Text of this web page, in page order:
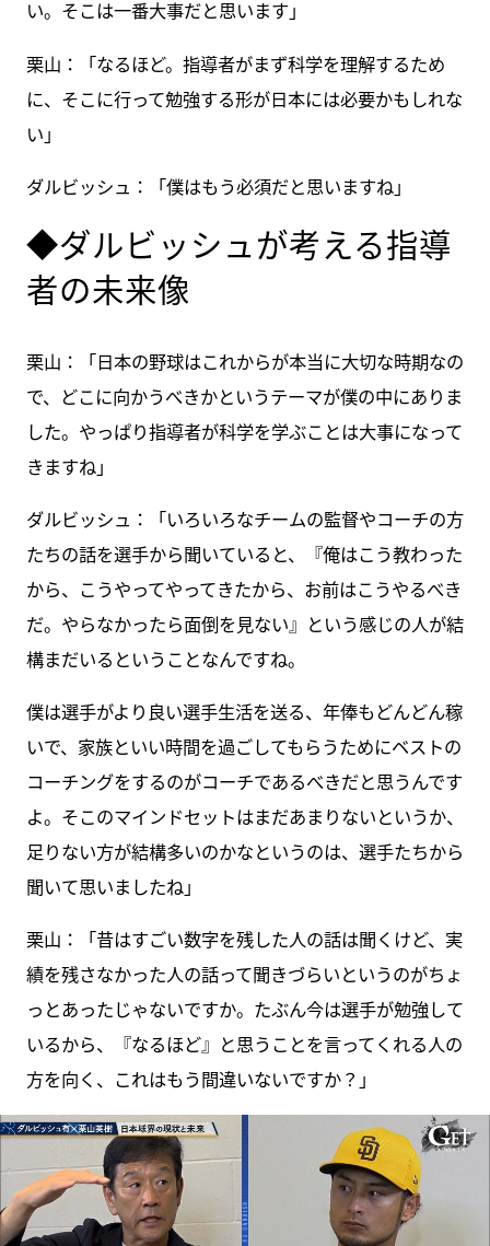
い。そこは一番大事だと思います」
栗山：「なるほど。指導者がまず科学を理解するため
に、そこに行って勉強する形が日本には必要かもしれな
い」
ダルビッシュ：「僕はもう必須だと思いますね」
◆ダルビッシュが考える指導
者の未来像
栗山：「日本の野球はこれからが本当に大切な時期なの
で、どこに向かうべきかというテーマが僕の中にありま
した。やっぱり指導者が科学を学ぶことは大事になって
きますね」
ダルビッシュ：「いろいろなチームの監督やコーチの方
たちの話を選手から聞いていると、『俺はこう教わった
から、こうやってやってきたから、お前はこうやるべき
だ。やらなかったら面倒を見ない』という感じの人が結
構まだいるということなんですね。
僕は選手がより良い選手生活を送る、年俸もどんどん稼
いで、家族といい時間を過ごしてもらうためにベストの
コーチングをするのがコーチであるべきだと思うんです
よ。そこのマインドセットはまだあまりないというか、
足りない方が結構多いのかなというのは、選手たちから
聞いて思いましたね」
栗山：「昔はすごい数字を残した人の話は聞くけど、実
績を残さなかった人の話って聞きづらいというのがちょ
っとあったじゃないですか。たぶん今は選手が勉強して
いるから、『なるほど』と思うことを言ってくれる人の
方を向く、これはもう間違いないですか？」